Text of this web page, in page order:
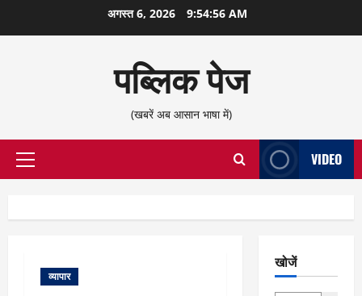
सामग्री
अगस्त 6, 2026 9:54:56 AM
पब्लिक पेज
(खबरें अब आसान भाषा में)
प्राथमिक
VIDEO
व्यापार
खोजें